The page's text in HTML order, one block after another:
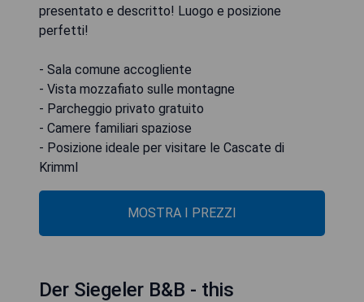
presentato e descritto! Luogo e posizione
perfetti!
- Sala comune accogliente
- Vista mozzafiato sulle montagne
- Parcheggio privato gratuito
- Camere familiari spaziose
- Posizione ideale per visitare le Cascate di
Krimml
MOSTRA I PREZZI
Der Siegeler B&B - this